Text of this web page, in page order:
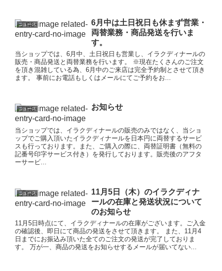
ニュース
6月中は土日祝日も休まず営業・
両替業務・商品発送を行いま
す。
当ショップでは、6月中、土日祝日も営業し、イラクディナールの
販売・商品発送と両替業務を行います。 ※現在たくさんのご注文
を頂き混雑している為、6月中のご来店は完全予約制とさせて頂き
ます。 事前にお電話もしくはメールにてご予約をお...
ニュース お知らせ
当ショップでは、イラクディナールの販売のみではなく、当ショ
ップでご購入頂いたイラクディナールを日本円に両替するサービ
スも行っております。また、ご購入の際に、両替証明書（無料の
記番号印字サービス付き）を発行しております。販売後のアフタ
ーサービ...
ニュース
11月5日（木）のイラクディナ
ールの在庫と発送状況について
のお知らせ
11月5日時点にて、イラクディナールの在庫がございます。ご入金
の確認後、即日にて商品の発送をさせて頂きます。 また、11月4
日までにお振込み頂いた全てのご注文の発送が完了しておりま
す。 万が一、商品の発送をお知らせするメールが届いてない...